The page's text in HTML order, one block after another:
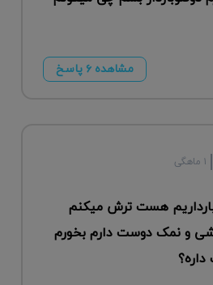
مشاهده ۶ پاسخ
۱ ماهگی
هست ترش میکنم
و نمک دوست دارم بخورم